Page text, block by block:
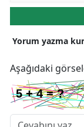
Yorum yazma
Aşağıdaki